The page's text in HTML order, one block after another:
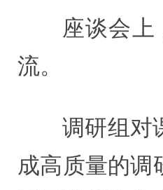
座谈会
流。
调研组对
成高质量的调